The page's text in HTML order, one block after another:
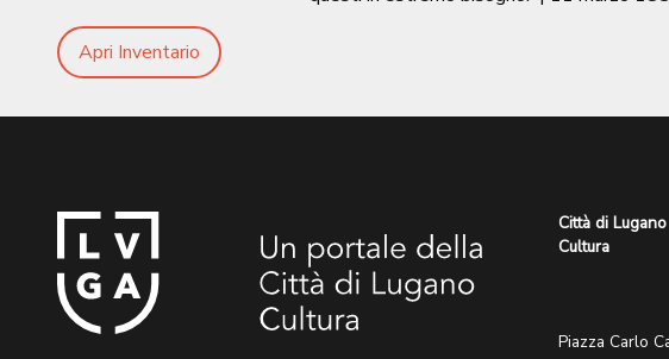
Apri Inventario
Città di Lugano
Cultura
Piazza Carlo